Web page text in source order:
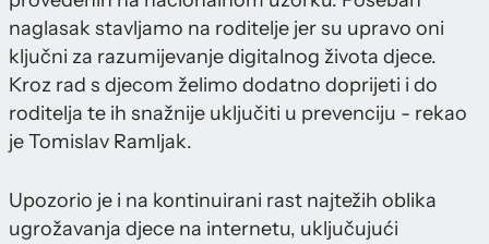
naglasak stavljamo na roditelje jer su upravo oni
ključni za razumijevanje digitalnog života djece.
Kroz rad s djecom želimo dodatno doprijeti i do
roditelja te ih snažnije uključiti u prevenciju - rekao
je Tomislav Ramljak.
Upozorio je i na kontinuirani rast najtežih oblika
ugrožavanja djece na internetu, uključujući